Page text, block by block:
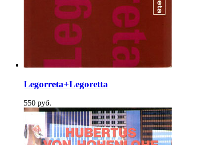
Legorreta+Legoretta
550 pуб.